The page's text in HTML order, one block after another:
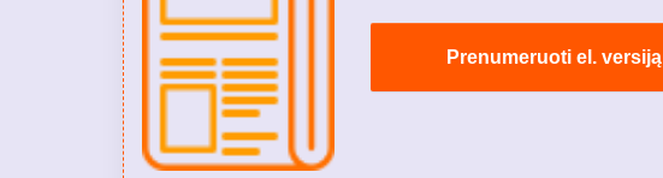
Prenumeruoti el. versiją